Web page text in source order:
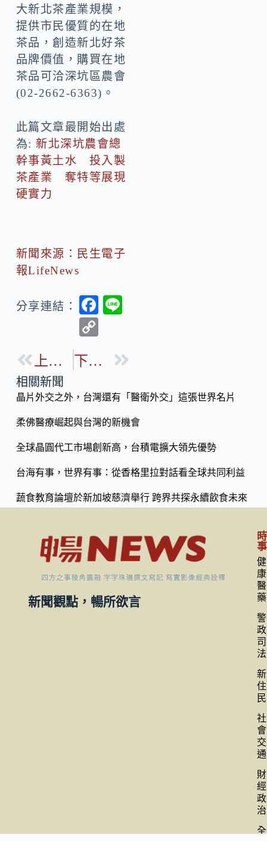
大新北茶產業規模，
提供市民優質的在地
茶品，創造新北好茶
品牌價值，購買在地
茶品可洽深坑區農會
(02-2662-6363)。
此篇文章最開始出處
為:新北深坑農會總
幹事黃土水 投入製
茶產業 奪特等展現
硬實力
新聞來源：民生電子
報LifeNews
分享連結：
F
b
o
k
p
Li
n
k
上一篇 下一篇
相關新聞
晶片外交之外，台灣還有「醫衛外交」這張世界名片
柔佛醫療崛起與台灣的新機會
全球晶圓代工市場創新高，台積電擴大領先優勢
台海有事，世界有事：從香格里拉對話看全球共同利益
蔬食教育論壇於新加坡慈濟舉行 跨界共探永續飲食未來
新聞觀點，暢所欲言
時
事
健
康
醫
藥
警
政
司
法
新
住
民
社
會
交
通
財
經
政
治
全